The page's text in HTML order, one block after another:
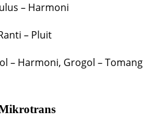
– Harmoni
– Pluit
– Harmoni, Grogol – Tomang